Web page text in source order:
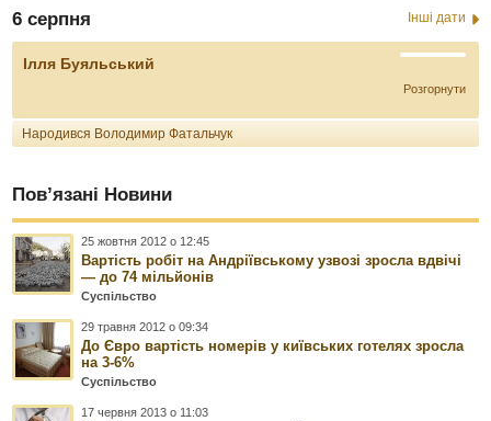
6 серпня Інші дати
Ілля Буяльський
Розгорнути
Народився Володимир Фатальчук
Пов’язані Новини
25 жовтня 2012 о 12:45
Вартість робіт на Андріївському узвозі зросла вдвічі
— до 74 мільйонів
Суспільство
29 травня 2012 о 09:34
До Євро вартість номерів у київських готелях зросла
на 3-6%
Суспільство
17 червня 2013 о 11:03